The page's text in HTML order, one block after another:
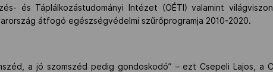
és Táplálkozástudományi Intézet (OÉTI) valamint
átfogó egészségvédelmi szűrőprogramja 2010-2020.
a jó szomszéd pedig gondoskodó” – ezt Csepeli Lajos, a